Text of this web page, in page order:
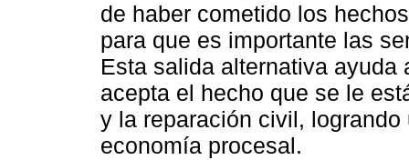
de haber cometido los
para que es importante las
Esta salida alternativa
acepta el hecho que se le
y la reparación civil,
economía procesal.